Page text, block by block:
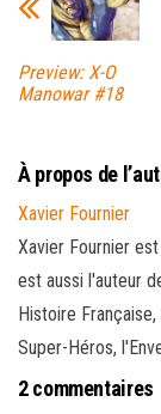
Preview: X-O
Manowar #18
À propos de
Xavier Fournier
Xavier Fournier
est aussi l'auteur
Histoire
Super-Héros,
2 commentaires